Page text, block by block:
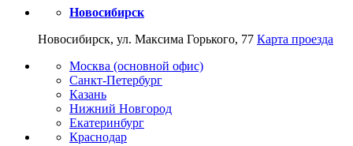
Новосибирск
Новосибирск, ул. Максима Горького, 77 Карта проезда
Москва (основной офис)
Санкт-Петербург
Казань
Нижний Новгород
Екатеринбург
Краснодар